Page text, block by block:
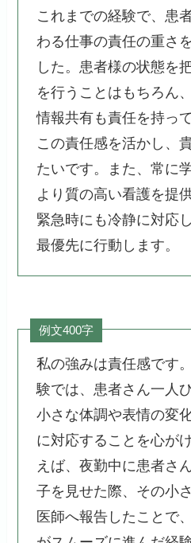
これまでの経験で、患
わる仕事の責任の重さ
した。患者様の状態を
を行うことはもちろん
情報共有も責任を持っ
この責任感を活かし、
たいです。また、常に
より質の高い看護を提
緊急時にも冷静に対応
最優先に行動します。
例文400字
私の強みは責任感です
験では、患者さん一人
小さな体調や表情の変
に対応することを心が
えば、夜勤中に患者さ
子を見せた際、その小
医師へ報告したことで